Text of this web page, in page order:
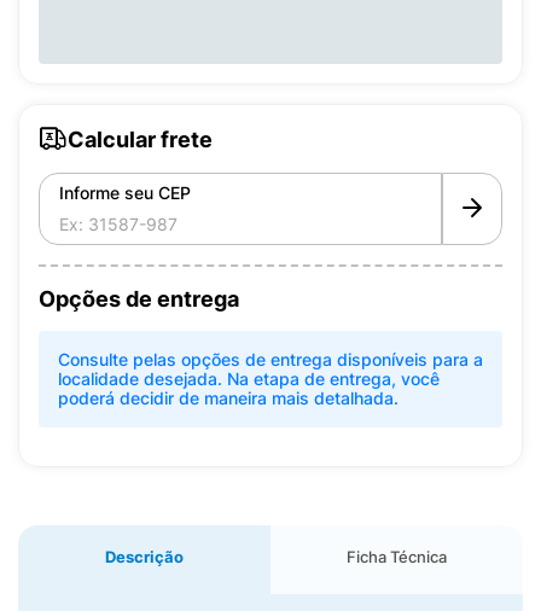
Calcular frete
Informe seu CEP
Opções de entrega
Consulte pelas opções de entrega disponíveis para a
localidade desejada. Na etapa de entrega, você
poderá decidir de maneira mais detalhada.
Descrição Ficha Técnica